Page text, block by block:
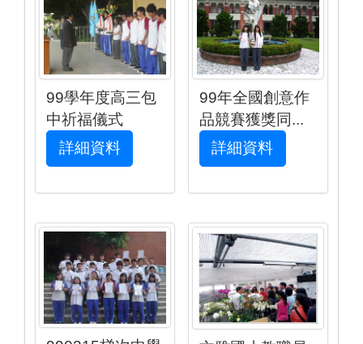
99學年度高三包
中祈福儀式
詳細資料
99年全國創意作
品競賽獲獎同...
詳細資料